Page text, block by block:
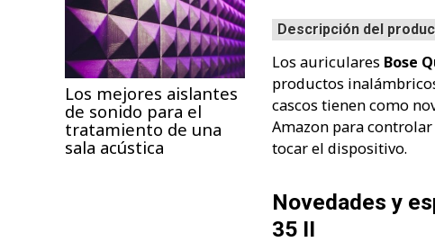
Los mejores aislantes
de sonido para el
tratamiento de una
sala acústica
Descripción del
Los auriculares Bose
productos
cascos tienen como
Amazon para
tocar el dispositivo.
Novedades y
35 II